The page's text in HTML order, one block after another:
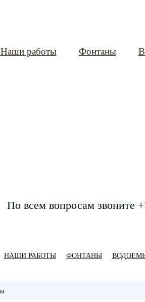
Наши работы Фонтаны
По всем вопросам звоните
НАШИ РАБОТЫ ФОНТАНЫ